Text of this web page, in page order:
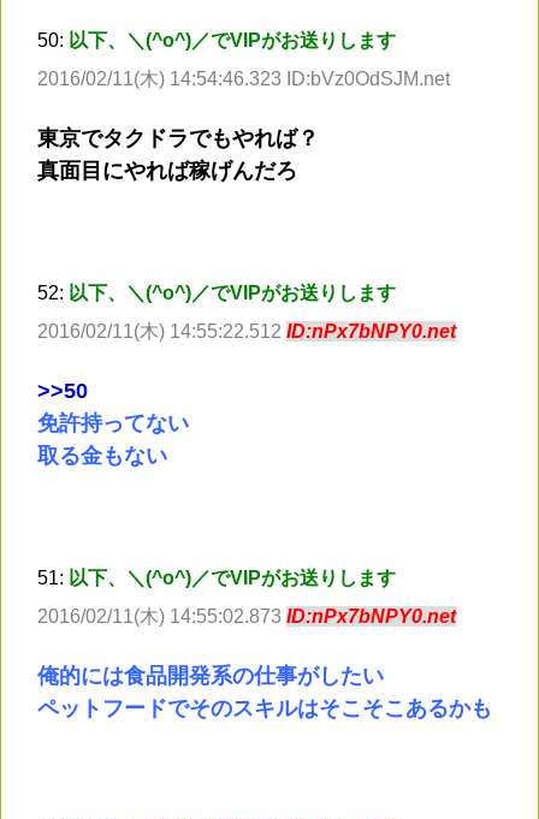
50: 以下、＼(^o^)／でVIPがお送りします
2016/02/11(木) 14:54:46.323 ID:bVz0OdSJM.net
東京でタクドラでもやれば？
真面目にやれば稼げんだろ
52: 以下、＼(^o^)／でVIPがお送りします
2016/02/11(木) 14:55:22.512 ID:nPx7bNPY0.net
>>50
免許持ってない
取る金もない
51: 以下、＼(^o^)／でVIPがお送りします
2016/02/11(木) 14:55:02.873 ID:nPx7bNPY0.net
俺的には食品開発系の仕事がしたい
ペットフードでそのスキルはそこそこあるかも